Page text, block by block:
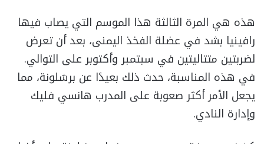
هذه هي المرة الثالثة هذا الموسم التي يصاب فيها
رافينيا بشد في عضلة الفخذ اليمنى، بعد أن تعرض
لضربتين متتاليتين في سبتمبر وأكتوبر على التوالي.
في هذه المناسبة، حدث ذلك بعيدًا عن برشلونة، مما
يجعل الأمر أكثر صعوبة على المدرب هانسي فليك
وإدارة النادي.